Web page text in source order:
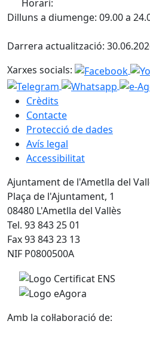
Horari:
Dilluns a diumenge: 09.00 a
Darrera actualització:
Xarxes socials:
Crèdits
Contacte
Protecció de dades
Avís legal
Accessibilitat
Ajuntament de l'Ametlla del
Plaça de l'Ajuntament, 1
08480 L'Ametlla del Vallès
Tel. 93 843 25 01
Fax 93 843 23 13
NIF P0800500A
Amb la col·laboració de: